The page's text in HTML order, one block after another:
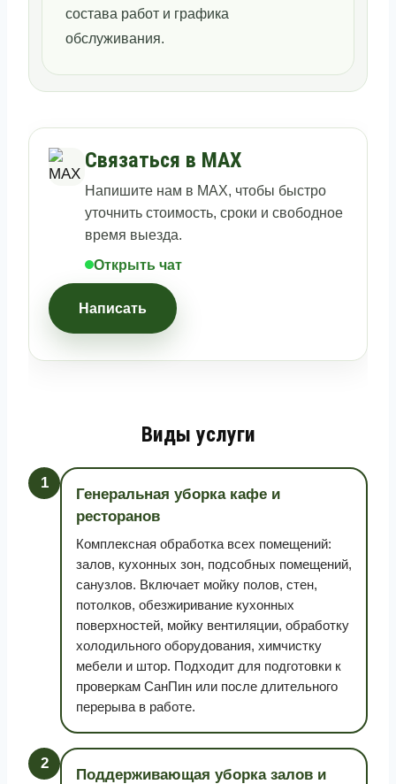
состава работ и графика
обслуживания.
Связаться в MAX
Напишите нам в MAX, чтобы быстро
уточнить стоимость, сроки и свободное
время выезда.
Открыть чат
Написать
Виды услуги
1
Генеральная уборка кафе и
ресторанов
Комплексная обработка всех помещений:
залов, кухонных зон, подсобных помещений,
санузлов. Включает мойку полов, стен,
потолков, обезжиривание кухонных
поверхностей, мойку вентиляции, обработку
холодильного оборудования, химчистку
мебели и штор. Подходит для подготовки к
проверкам СанПин или после длительного
перерыва в работе.
2
Поддерживающая уборка залов и